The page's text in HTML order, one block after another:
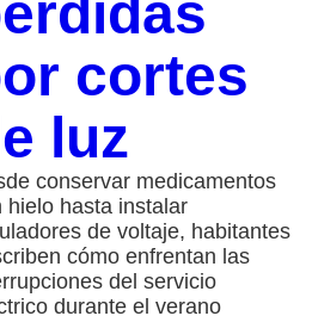
cortes
luz
conservar medicamentos
hielo hasta instalar
de voltaje, habitantes
cómo enfrentan las
del servicio
durante el verano